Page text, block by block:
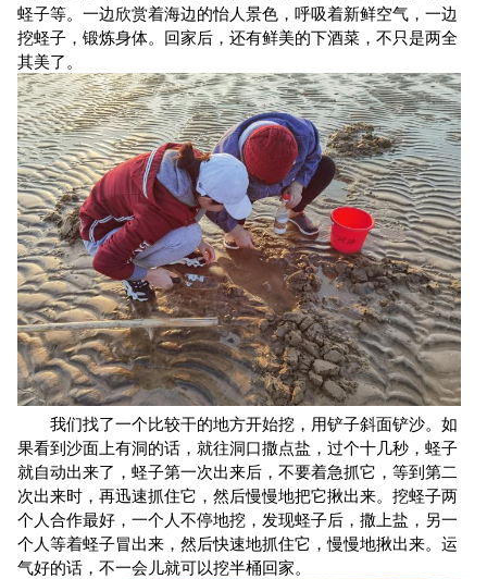
蛏子等。一边欣赏着海边的怡人景色，呼吸着新鲜空气，一边
挖蛏子，锻炼身体。回家后，还有鲜美的下酒菜，不只是两全
其美了。
我们找了一个比较干的地方开始挖，用铲子斜面铲沙。如
果看到沙面上有洞的话，就往洞口撒点盐，过个十几秒，蛏子
就自动出来了，蛏子第一次出来后，不要着急抓它，等到第二
次出来时，再迅速抓住它，然后慢慢地把它揪出来。挖蛏子两
个人合作最好，一个人不停地挖，发现蛏子后，撒上盐，另一
个人等着蛏子冒出来，然后快速地抓住它，慢慢地揪出来。运
气好的话，不一会儿就可以挖半桶回家。